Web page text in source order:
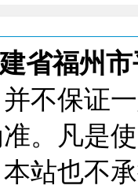
省福州
不保证
。凡是
站也不